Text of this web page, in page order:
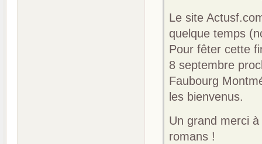
Le site
quelque temps
Pour fêter cette
8 septembre
Faubourg
les bienvenus.
Un grand merci
romans !